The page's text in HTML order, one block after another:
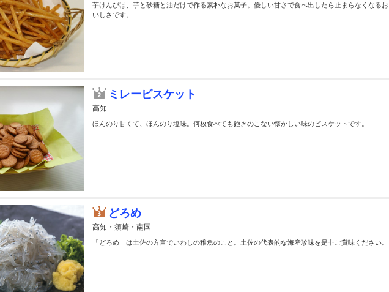
芋けんぴは、芋と砂糖と油だけで作る素朴なお菓子。優しい甘さで食べ出したら止まらなくなるお
いしさです。
ミレービスケット
高知
ほんのり甘くて、ほんのり塩味。何枚食べても飽きのこない懐かしい味のビスケットです。
どろめ
高知・須崎・南国
「どろめ」は土佐の方言でいわしの稚魚のこと。土佐の代表的な海産珍味を是非ご賞味ください。